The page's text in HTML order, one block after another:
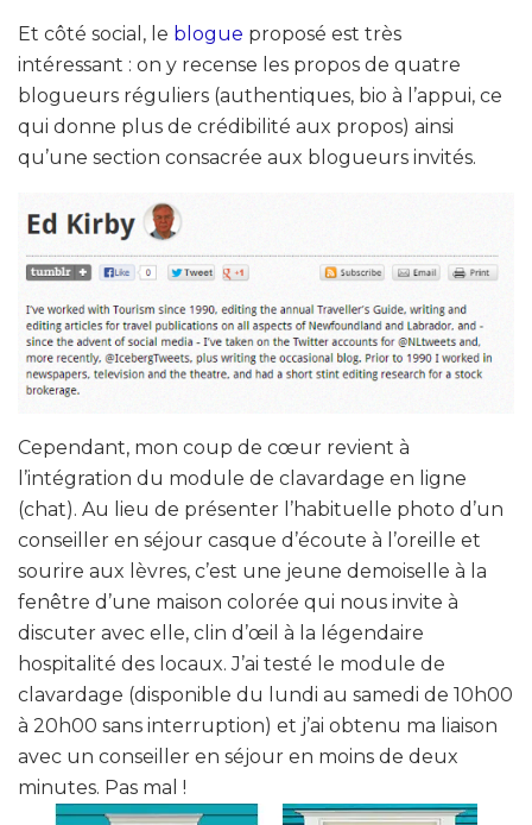
Et côté social, le blogue proposé est très
intéressant : on y recense les propos de quatre
blogueurs réguliers (authentiques, bio à l’appui, ce
qui donne plus de crédibilité aux propos) ainsi
qu’une section consacrée aux blogueurs invités.
Cependant, mon coup de cœur revient à
l’intégration du module de clavardage en ligne
(chat). Au lieu de présenter l’habituelle photo d’un
conseiller en séjour casque d’écoute à l’oreille et
sourire aux lèvres, c’est une jeune demoiselle à la
fenêtre d’une maison colorée qui nous invite à
discuter avec elle, clin d’œil à la légendaire
hospitalité des locaux. J’ai testé le module de
clavardage (disponible du lundi au samedi de 10h00
à 20h00 sans interruption) et j’ai obtenu ma liaison
avec un conseiller en séjour en moins de deux
minutes. Pas mal !